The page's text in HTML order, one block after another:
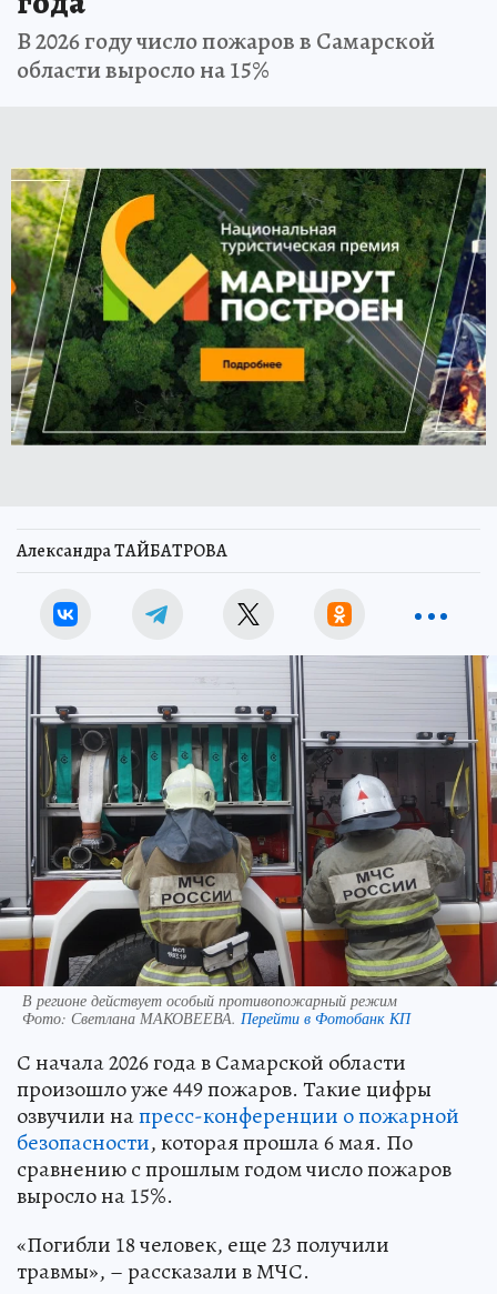
В 2026 году число пожаров в Самарской
области выросло на 15%
Александра ТАЙБАТРОВА
В регионе действует особый противопожарный режим
Фото: Светлана МАКОВЕЕВА. Перейти в Фотобанк КП
С начала 2026 года в Самарской области
произошло уже 449 пожаров. Такие цифры
озвучили напресс-конференции о пожарной
безопасности, которая прошла 6 мая. По
сравнению с прошлым годом число пожаров
выросло на 15%.
«Погибли 18 человек, еще 23 получили
травмы», – рассказали в МЧС.